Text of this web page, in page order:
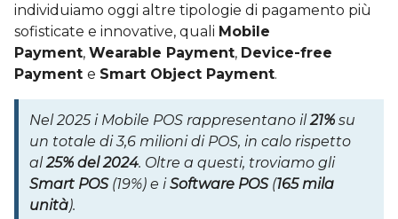
individuiamo oggi altre tipologie di pagamento più
sofisticate e innovative, quali Mobile
Payment, Wearable Payment, Device-free
Payment e Smart Object Payment.
Nel 2025 i Mobile POS rappresentano il21% su
un totale di 3,6 milioni di POS, in calo rispetto
al25% del 2024. Oltre a questi, troviamo gli
Smart POS(19%) e iSoftware POS(165 mila
unità).